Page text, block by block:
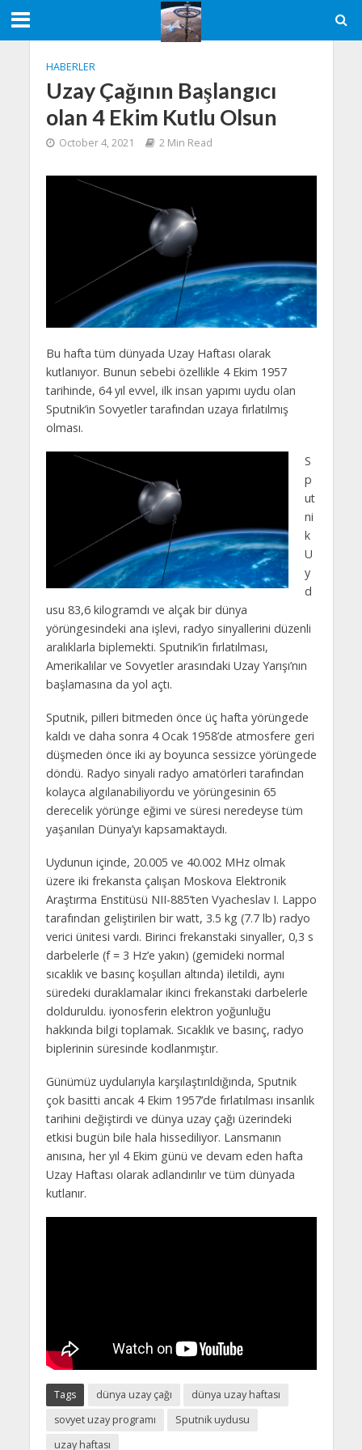
HABERLER
Uzay Çağının Başlangıcı
olan 4 Ekim Kutlu Olsun
October 4, 2021 2 Min Read
Bu hafta tüm dünyada Uzay Haftası olarak
kutlanıyor. Bunun sebebi özellikle 4 Ekim 1957
tarihinde, 64 yıl evvel, ilk insan yapımı uydu olan
Sputnik’in Sovyetler tarafından uzaya fırlatılmış
olması.
S
p
ut
ni
k
U
y
d
usu 83,6 kilogramdı ve alçak bir dünya
yörüngesindeki ana işlevi, radyo sinyallerini düzenli
aralıklarla biplemekti. Sputnik’in fırlatılması,
Amerikalılar ve Sovyetler arasındaki Uzay Yarışı’nın
başlamasına da yol açtı.
Sputnik, pilleri bitmeden önce üç hafta yörüngede
kaldı ve daha sonra 4 Ocak 1958’de atmosfere geri
düşmeden önce iki ay boyunca sessizce yörüngede
döndü. Radyo sinyali radyo amatörleri tarafından
kolayca algılanabiliyordu ve yörüngesinin 65
derecelik yörünge eğimi ve süresi neredeyse tüm
yaşanılan Dünya’yı kapsamaktaydı.
Uydunun içinde, 20.005 ve 40.002 MHz olmak
üzere iki frekansta çalışan Moskova Elektronik
Araştırma Enstitüsü NII-885’ten Vyacheslav I. Lappo
tarafından geliştirilen bir watt, 3.5 kg (7.7 lb) radyo
verici ünitesi vardı. Birinci frekanstaki sinyaller, 0,3 s
darbelerle (f = 3 Hz’e yakın) (gemideki normal
sıcaklık ve basınç koşulları altında) iletildi, aynı
süredeki duraklamalar ikinci frekanstaki darbelerle
dolduruldu. iyonosferin elektron yoğunluğu
hakkında bilgi toplamak. Sıcaklık ve basınç, radyo
biplerinin süresinde kodlanmıştır.
Günümüz uydularıyla karşılaştırıldığında, Sputnik
çok basitti ancak 4 Ekim 1957’de fırlatılması insanlık
tarihini değiştirdi ve dünya uzay çağı üzerindeki
etkisi bugün bile hala hissediliyor. Lansmanın
anısına, her yıl 4 Ekim günü ve devam eden hafta
Uzay Haftası olarak adlandırılır ve tüm dünyada
kutlanır.
Tags dünya uzay çağı
dünya uzay haftası
sovyet uzay programı
Sputnik uydusu
uzay haftası